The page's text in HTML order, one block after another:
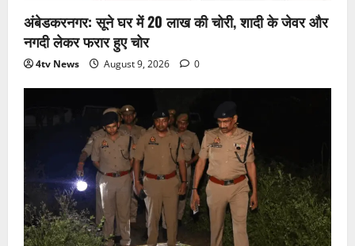
अंबेडकरनगर: सूने घर में 20 लाख की चोरी, शादी के जेवर और
नगदी लेकर फरार हुए चोर
4tv News August 9, 2026 0